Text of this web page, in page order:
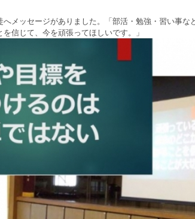
メッセージがありました。「部活・勉強・習い事
信じて、今を頑張ってほしいです。」